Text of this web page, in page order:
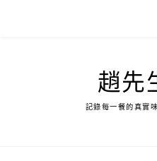
趙先
記錄每一餐的真實